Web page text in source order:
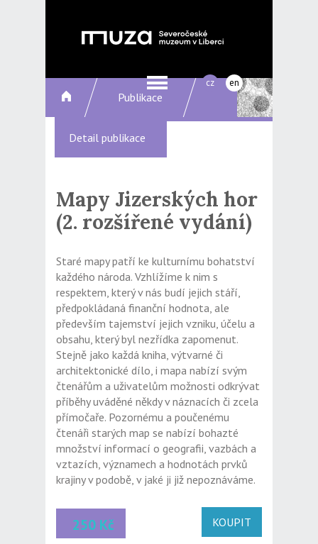
cz en
Publikace
Detail publikace
Mapy Jizerských hor
(2. rozšířené vydání)
Staré mapy patří ke kulturnímu bohatství
každého národa. Vzhlížíme k nim s
respektem, který v nás budí jejich stáří,
předpokládaná finanční hodnota, ale
především tajemství jejich vzniku, účelu a
obsahu, který byl nezřídka zapomenut.
Stejně jako každá kniha, výtvarné či
architektonické dílo, i mapa nabízí svým
čtenářům a uživatelům možnosti odkrývat
příběhy uváděné někdy v náznacích či zcela
přímočaře. Pozornému a poučenému
čtenáři starých map se nabízí bohazté
množství informací o geografii, vazbách a
vztazích, významech a hodnotách prvků
krajiny v podobě, v jaké ji již nepoznáváme.
250 Kč KOUPIT